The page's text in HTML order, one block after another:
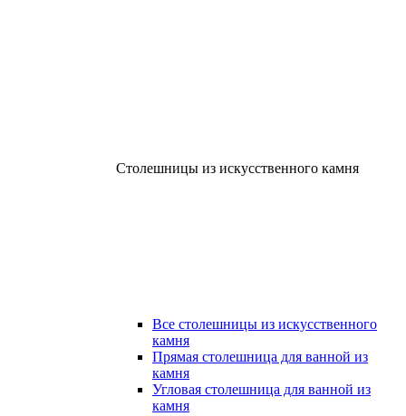
Столешницы из искусственного камня
Все столешницы из искусственного
камня
Прямая столешница для ванной из
камня
Угловая столешница для ванной из
камня